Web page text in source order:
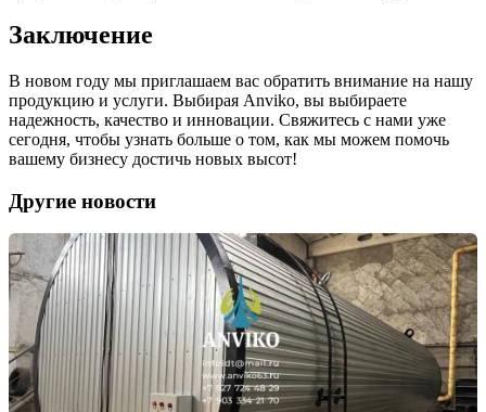
Заключение
В новом году мы приглашаем вас обратить внимание на нашу
продукцию и услуги. Выбирая Anviko, вы выбираете
надежность, качество и инновации. Свяжитесь с нами уже
сегодня, чтобы узнать больше о том, как мы можем помочь
вашему бизнесу достичь новых высот!
Другие новости